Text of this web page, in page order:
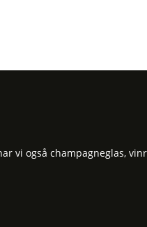
vi også champagneglas,